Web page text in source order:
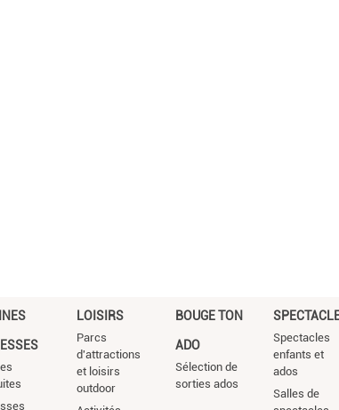
LOISIRS
Parcs
d'attractions
et loisirs
outdoor
BOUGE TON
ADO
Sélection de
sorties ados
Spectacles
enfants et
ados
Salles de